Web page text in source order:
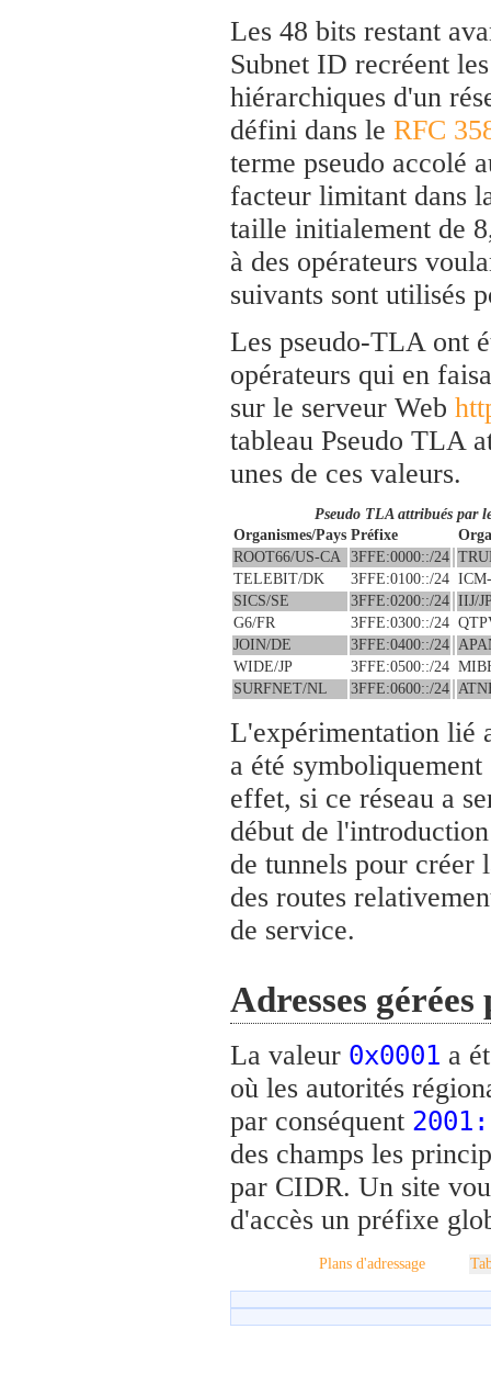
Les 48 bits restant
Subnet ID recréent
hiérarchiques d'un
défini dans le RFC
terme pseudo accolé
facteur limitant dans
taille initialement de
à des opérateurs
suivants sont utilisés
Les pseudo-TLA ont
opérateurs qui en
sur le serveur Web
tableau Pseudo TLA
unes de ces valeurs.
Pseudo TLA attribués par
Organismes/Pays Préfixe
ROOT66/US-CA 3FFE:0000::/24
TELEBIT/DK
3FFE:0100::/24
SICS/SE
3FFE:0200::/24 IIJ/
G6/FR
3FFE:0300::/24
JOIN/DE
3FFE:0400::/24
WIDE/JP
3FFE:0500::/24
SURFNET/NL
3FFE:0600::/24
L'expérimentation lié
a été
effet, si ce réseau a
début de
de tunnels pour
des routes
de service.
Adresses
La valeur 0x0001 a
où les autorités
par conséquent
des champs les
par CIDR. Un site
d'accès un préfixe
Plans d'adressage